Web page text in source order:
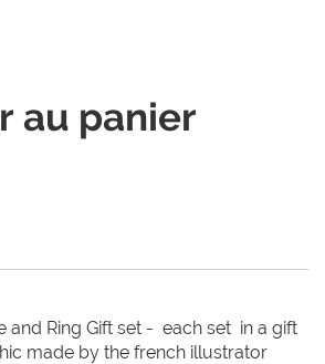
au panier
and Ring Gift set -  each set  in a gift
made by the french illustrator